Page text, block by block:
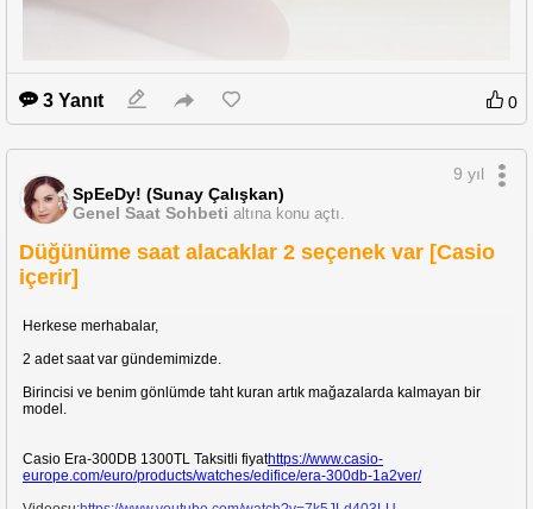
3 Yanıt 0
SpEeDy! (Sunay Çalışkan)
Genel Saat Sohbeti altına konu açtı.
9 yıl
Düğünüme saat alacaklar 2 seçenek var [Casio
içerir]
Herkese merhabalar,
2 adet saat var gündemimizde.
Birincisi ve benim gönlümde taht kuran artık mağazalarda kalmayan bir
model.
Casio Era-300DB 1300TL Taksitli fiyathttps://www.casio-
europe.com/euro/products/watches/edifice/era-300db-1a2ver/